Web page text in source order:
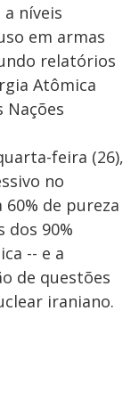
níveis
em armas
relatórios
Atômica
Nações
feira (26),
no
de pureza
dos 90%
-- e a
de questões
iraniano.